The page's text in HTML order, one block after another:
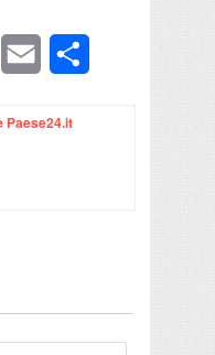
LinkedInEmail
Paese24.it